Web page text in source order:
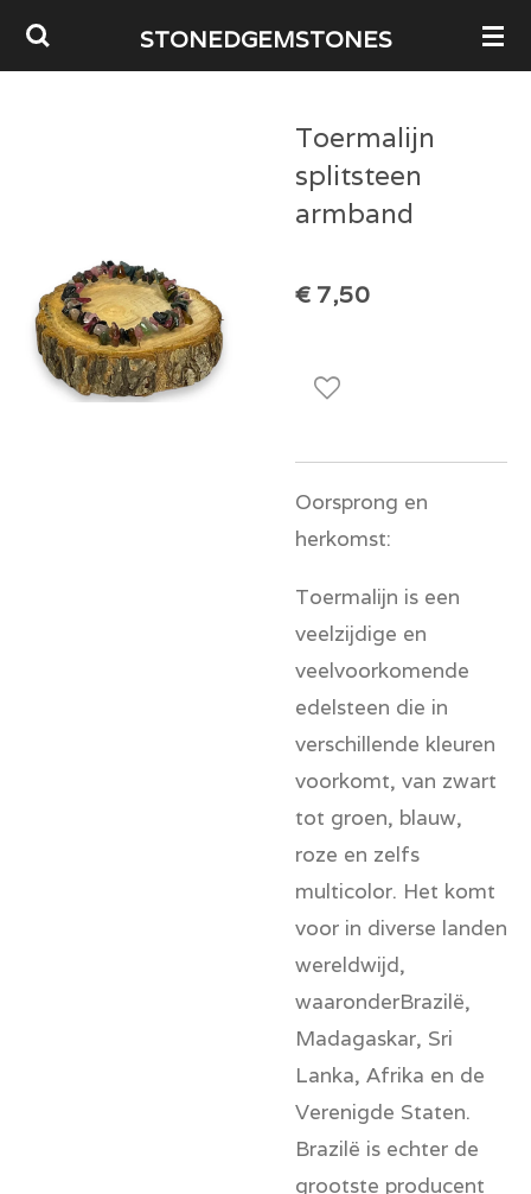
Ga
direct
STONEDGEMSTONES
Toermalijn
splitsteen
armband
€ 7,50
Oorsprong en
herkomst:
Toermalijn is een
veelzijdige en
veelvoorkomende
edelsteen die in
verschillende kleuren
voorkomt, van zwart
tot groen, blauw,
roze en zelfs
multicolor. Het komt
voor in diverse landen
wereldwijd,
waaronderBrazilë,
Madagaskar, Sri
Lanka, Afrika en de
Verenigde Staten.
Brazilë is echter de
grootste producent